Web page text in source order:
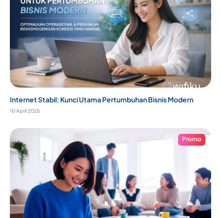
Internet Stabil: Kunci Utama Pertumbuhan Bisnis Modern
10 April 2026
Promo